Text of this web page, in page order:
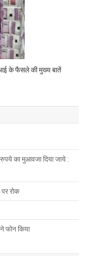
के फैसले की मुख्य बातें
का मुआवजा दिया जाये :
रोक
फोन किया